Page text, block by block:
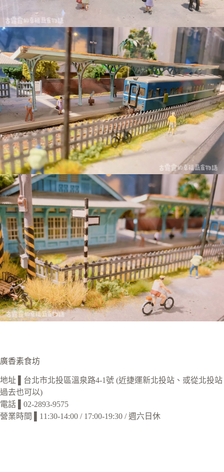
廣香素食坊
地址 ▌台北市北投區溫泉路4-1號 (近捷運新北投站、或從北投站
過去也可以)
電話 ▌02-2893-9575
營業時間 ▌11:30-14:00 / 17:00-19:30 / 週六日休